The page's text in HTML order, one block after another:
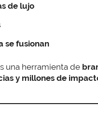
de lujo
se fusionan
una herramienta de
y millones de